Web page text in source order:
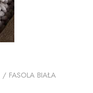
/ FASOLA BIAŁA